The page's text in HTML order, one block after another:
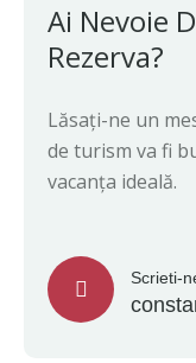
Ai Nevoie
Rezerva?
Lăsați-ne un
de turism va fi
vacanța ideală.
Scrieti-